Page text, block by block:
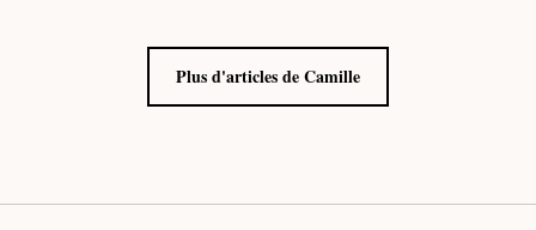
Plus d'articles de Camille